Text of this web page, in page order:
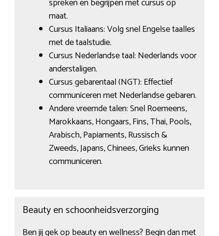
spreken en begrijpen met cursus op
maat.
Cursus Italiaans: Volg snel Engelse taalles
met de taalstudie.
Cursus Nederlandse taal: Nederlands voor
anderstaligen.
Cursus gebarentaal (NGT): Effectief
communiceren met Nederlandse gebaren.
Andere vreemde talen: Snel Roemeens,
Marokkaans, Hongaars, Fins, Thai, Pools,
Arabisch, Papiaments, Russisch &
Zweeds, Japans, Chinees, Grieks kunnen
communiceren.
Beauty en schoonheidsverzorging
Ben jij gek op beauty en wellness? Begin dan met